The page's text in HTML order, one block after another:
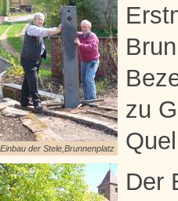
Einbau der Stele,Brunnenplatz
zu
Der